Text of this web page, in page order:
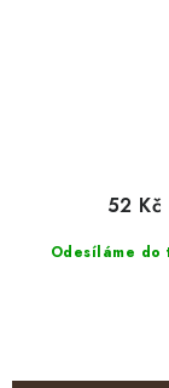
Odesíláme do
52 Kč